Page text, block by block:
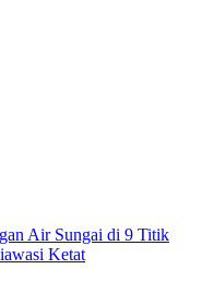
Air Sungai di 9 Titik
Ketat